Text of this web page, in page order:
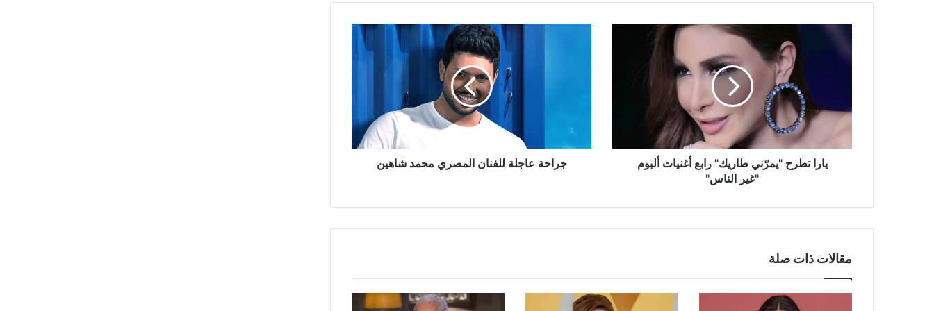
ألبوم
"غير
الناس"
يارا تطرح "يمرّني طاريك" رابع أغنيات ألبوم
"غير الناس"
جراحة عاجلة للفنان المصري محمد شاهين
مقالات ذات صلة